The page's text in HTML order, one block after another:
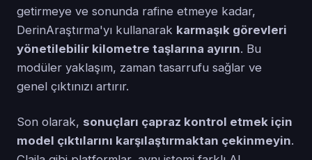
getirmeye ve sonunda rafine etmeye kadar,
DerinAraştırma'yı kullanarak karmaşık görevleri
yönetilebilir kilometre taşlarına ayırın. Bu
modüler yaklaşım, zaman tasarrufu sağlar ve
genel çıktınızı artırır.
Son olarak, sonuçları çapraz kontrol etmek için
model çıktılarını karşılaştırmaktan çekinmeyin.